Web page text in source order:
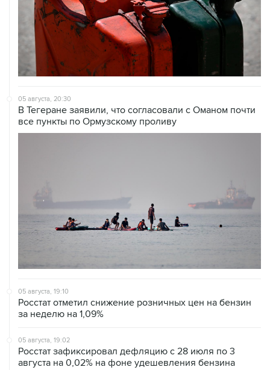
05 августа, 20:30
В Тегеране заявили, что согласовали с Оманом почти
все пункты по Ормузскому проливу
05 августа, 19:10
Росстат отметил снижение розничных цен на бензин
за неделю на 1,09%
05 августа, 19:02
Росстат зафиксировал дефляцию с 28 июля по 3
августа на 0,02% на фоне удешевления бензина